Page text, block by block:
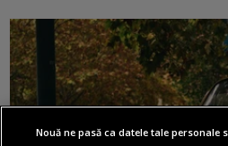
Nouă ne pasă ca datele tale personale